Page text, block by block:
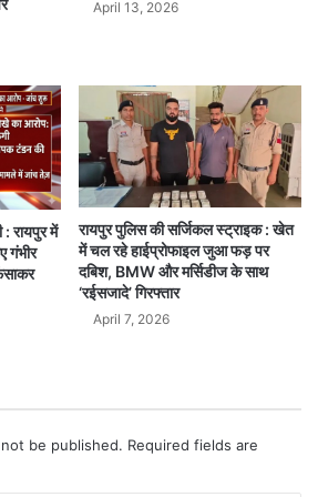
April 13, 2026
रायपुर में
गंभीर
रायपुर पुलिस की सर्जिकल स्ट्राइक : खेत
में चल रहे हाईप्रोफाइल जुआ फड़ पर
दबिश, BMW और मर्सिडीज के साथ
‘रईसजादे’ गिरफ्तार
April 7, 2026
be published. Required fields are